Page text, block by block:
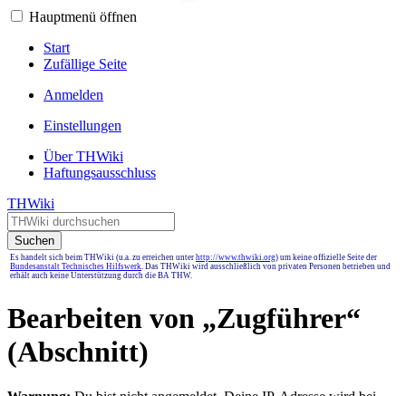
Hauptmenü öffnen
Start
Zufällige Seite
Anmelden
Einstellungen
Über THWiki
Haftungsausschluss
THWiki
Suchen
Es handelt sich beim THWiki (u.a. zu erreichen unter http://www.thwiki.org) um keine offizielle Seite der
Bundesanstalt Technisches Hilfswerk. Das THWiki wird ausschließlich von privaten Personen betrieben und
erhält auch keine Unterstützung durch die BA THW.
Bearbeiten von „Zugführer“
(Abschnitt)